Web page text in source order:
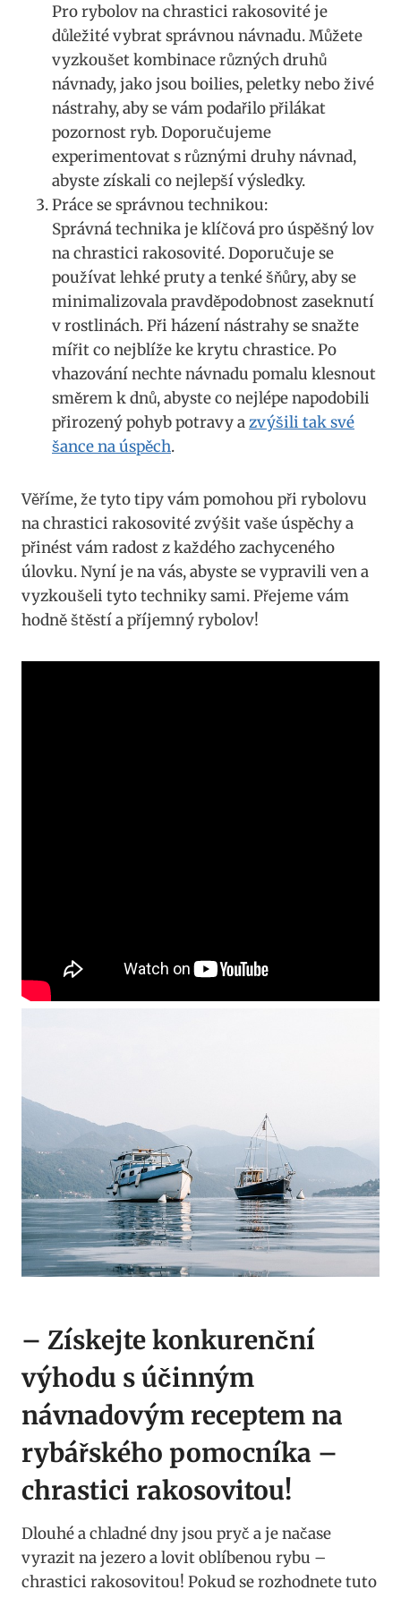
Pro rybolov na chrastici rakosovité je
důležité vybrat správnou návnadu. Můžete
vyzkoušet kombinace různých druhů
návnady, jako jsou⁣ boilies, peletky nebo živé
nástrahy, aby se vám podařilo přilákat
pozornost ‌ryb. Doporučujeme
experimentovat​ s ⁣různými druhy návnad,
abyste získali co nejlepší výsledky.
Práce‍ se správnou technikou:
Správná technika je klíčová pro úspěšný lov
na chrastici rakosovité. Doporučuje ‍se
používat lehké ‌pruty a tenké šňůry, aby se
minimalizovala ⁤pravděpodobnost zaseknutí
v rostlinách. Při házení nástrahy se snažte‍
mířit co nejblíže ke krytu chrastice. Po
vhazování nechte návnadu pomalu klesnout
směrem k dnů, abyste co⁣ nejlépe napodobili
přirozený​ pohyb potravy azvýšili⁣ tak své
šance na úspěch.
Věříme, že tyto tipy vám pomohou při rybolovu
na chrastici rakosovité⁤ zvýšit vaše úspěchy ⁣a
přinést vám radost‍ z každého zachyceného
úlovku. Nyní ‌je na vás, abyste se vypravili ven a
vyzkoušeli​ tyto techniky sami. Přejeme vám
hodně štěstí a příjemný rybolov!
– Získejte​ konkurenční
výhodu s účinným
návnadovým receptem na
rybářského pomocníka –
chrastici rakosovitou!
Dlouhé a chladné ⁣dny⁤ jsou pryč a ⁤je načase
vyrazit na jezero a⁣ lovit oblíbenou rybu –
chrastici rakosovitou! Pokud se rozhodnete tuto